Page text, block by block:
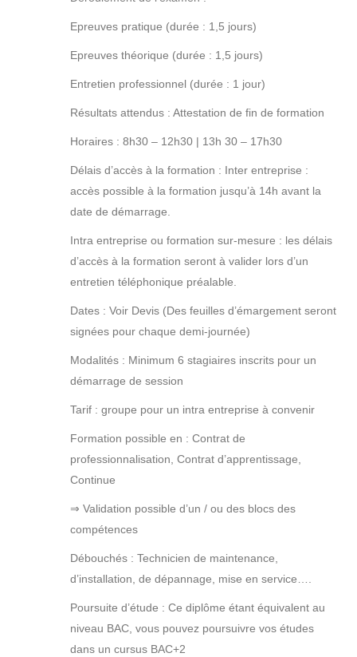
Epreuves pratique (durée : 1,5 jours)
Epreuves théorique (durée : 1,5 jours)
Entretien professionnel (durée : 1 jour)
Résultats attendus : Attestation de fin de formation
Horaires : 8h30 – 12h30 | 13h 30 – 17h30
Délais d’accès à la formation : Inter entreprise :
accès possible à la formation jusqu’à 14h avant la
date de démarrage.
Intra entreprise ou formation sur-mesure : les délais
d’accès à la formation seront à valider lors d’un
entretien téléphonique préalable.
Dates : Voir Devis (Des feuilles d’émargement seront
signées pour chaque demi-journée)
Modalités : Minimum 6 stagiaires inscrits pour un
démarrage de session
Tarif : groupe pour un intra entreprise à convenir
Formation possible en : Contrat de
professionnalisation, Contrat d’apprentissage,
Continue
⇒ Validation possible d’un / ou des blocs des
compétences
Débouchés : Technicien de maintenance,
d’installation, de dépannage, mise en service….
Poursuite d’étude : Ce diplôme étant équivalent au
niveau BAC, vous pouvez poursuivre vos études
dans un cursus BAC+2